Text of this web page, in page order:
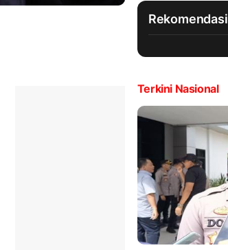
Rekomendasi
Terkini Nasional